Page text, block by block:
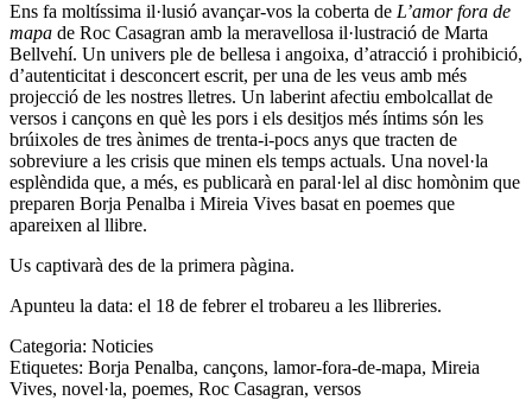
Ens fa moltíssima il·lusió avançar-vos la coberta de L’amor fora de
mapa de Roc Casagran amb la meravellosa il·lustració de Marta
Bellvehí. Un univers ple de bellesa i angoixa, d’atracció i prohibició,
d’autenticitat i desconcert escrit, per una de les veus amb més
projecció de les nostres lletres. Un laberint afectiu embolcallat de
versos i cançons en què les pors i els desitjos més íntims són les
brúixoles de tres ànimes de trenta-i-pocs anys que tracten de
sobreviure a les crisis que minen els temps actuals. Una novel·la
esplèndida que, a més, es publicarà en paral·lel al disc homònim que
preparen Borja Penalba i Mireia Vives basat en poemes que
apareixen al llibre.
Us captivarà des de la primera pàgina.
Apunteu la data: el 18 de febrer el trobareu a les llibreries.
Categoria: Noticies
Etiquetes: Borja Penalba, cançons, lamor-fora-de-mapa, Mireia
Vives, novel·la, poemes, Roc Casagran, versos